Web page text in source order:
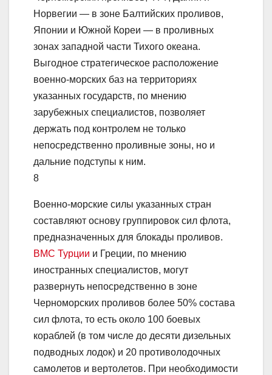
Норвегии — в зоне Балтийских проливов,
Японии и Южной Кореи — в проливных
зонах западной части Тихого океана.
Выгодное стратегическое расположение
военно-морских баз на территориях
указанных государств, по мнению
зарубежных специалистов, позволяет
держать под контролем не только
непосредственно проливные зоны, но и
дальние подступы к ним.
8
Военно-морские силы указанных стран
составляют основу группировок сил флота,
предназначенных для блокады проливов.
ВМС Турции и Греции, по мнению
иностранных специалистов, могут
развернуть непосредственно в зоне
Черноморских проливов более 50% состава
сил флота, то есть около 100 боевых
кораблей (в том числе до десяти дизельных
подводных лодок) и 20 противолодочных
самолетов и вертолетов. При необходимости